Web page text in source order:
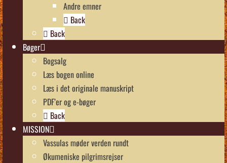
Andre emner
Back
Back
Bøger
Bogsalg
Læs bogen online
Læs i det originale manuskript
PDF’er og e-bøger
Back
MISSION
Vassulas møder verden rundt
Økumeniske pilgrimsrejser